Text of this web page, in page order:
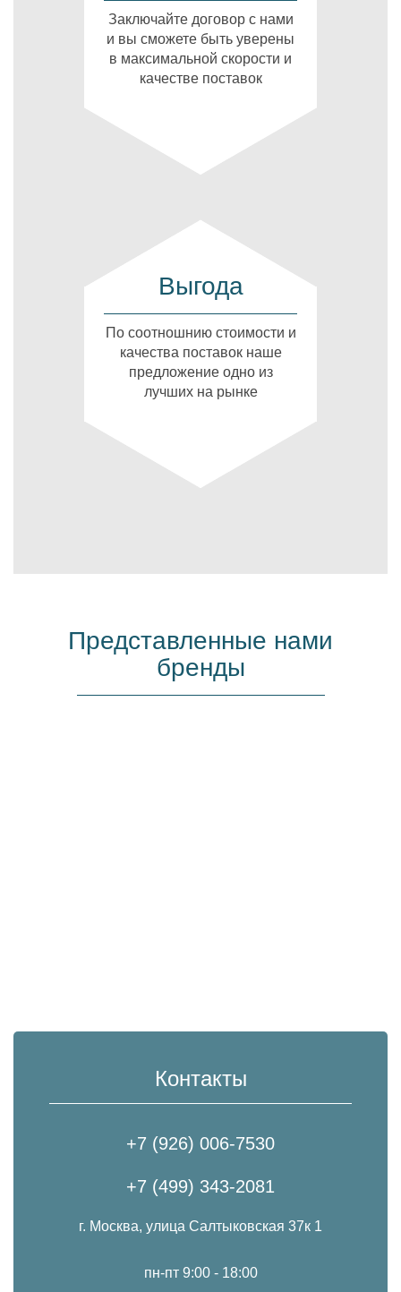
Заключайте договор с нами
и вы сможете быть уверены
в максимальной скорости и
качестве поставок
Выгода
По соотношнию стоимости и
качества поставок наше
предложение одно из
лучших на рынке
Представленные нами
бренды
Контакты
+7 (926) 006-7530
+7 (499) 343-2081
г. Москва, улица Салтыковская 37к 1
пн-пт 9:00 - 18:00